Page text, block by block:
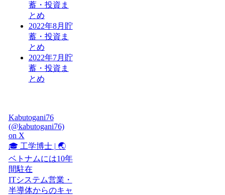
蓄・投資ま
とめ
2022年8月貯
蓄・投資ま
とめ
2022年7月貯
蓄・投資ま
とめ
Kabutogani76
(@kabutogani76)
on X
🎓 工学博士 | 🌏
ベトナムには10年
間駐在
ITシステム営業・
半導体からのキャ